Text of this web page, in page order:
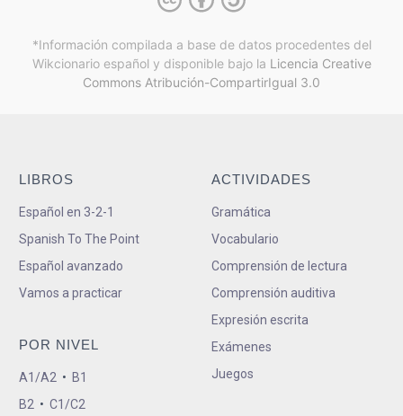
*Información compilada a base de datos procedentes del
Wikcionario español y disponible bajo la Licencia Creative
Commons Atribución-CompartirIgual 3.0
LIBROS
Español en 3-2-1
Spanish To The Point
Español avanzado
Vamos a practicar
POR NIVEL
A1/A2 • B1
B2 • C1/C2
ACTIVIDADES
Gramática
Vocabulario
Comprensión de lectura
Comprensión auditiva
Expresión escrita
Exámenes
Juegos